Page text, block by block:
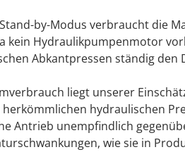
by-Modus verbraucht die
kein Hydraulikpumpenmotor
Abkantpressen ständig den
liegt unserer
hydraulischen
Antrieb unempfindlich
wie sie in